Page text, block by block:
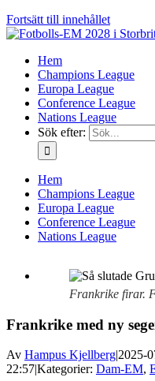
Fortsätt till innehållet
Hem
Champions League
Europa League
Conference League
Nations League
Sök efter:
Hem
Champions League
Europa League
Conference League
Nations League
Frankrike firar.
Frankrike med ny
Av Hampus Kjellberg|2025-
22:57|Kategorier: Dam-EM,